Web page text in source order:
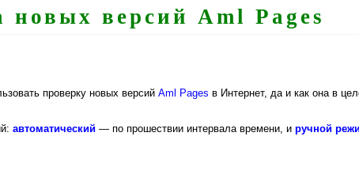
новых версий Aml Pages
проверку новых версий Aml Pages в Интернет, да и как она в
автоматический — по прошествии интервала времени, и ручной